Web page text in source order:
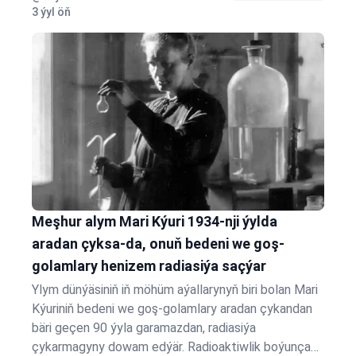
has pes derejede bolan…
3 ýyl öň
Meşhur alym Mari Kýuri 1934-nji ýylda
aradan çyksa-da, onuň bedeni we goş-
golamlary henizem radiasiýa saçýar
Ylym dünýäsiniň iň möhüm aýallarynyň biri bolan Mari
Kýuriniň bedeni we goş-golamlary aradan çykandan
bäri geçen 90 ýyla garamazdan, radiasiýa
çykarmagyny dowam edýär. Radioaktiwlik boýunça